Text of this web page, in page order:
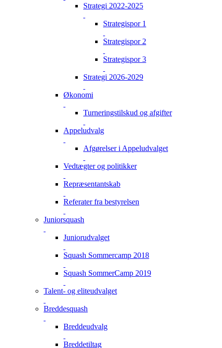
Strategi 2022-2025
Strategispor 1
Strategispor 2
Strategispor 3
Strategi 2026-2029
Økonomi
Turneringstilskud og afgifter
Appeludvalg
Afgørelser i Appeludvalget
Vedtægter og politikker
Repræsentantskab
Referater fra bestyrelsen
Juniorsquash
Juniorudvalget
Squash Sommercamp 2018
Squash SommerCamp 2019
Talent- og eliteudvalget
Breddesquash
Breddeudvalg
Breddetiltag